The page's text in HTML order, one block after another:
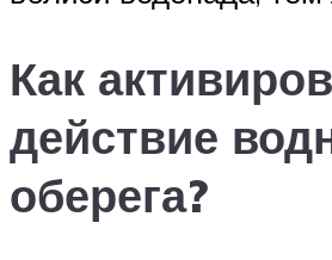
Как
действие
оберега?